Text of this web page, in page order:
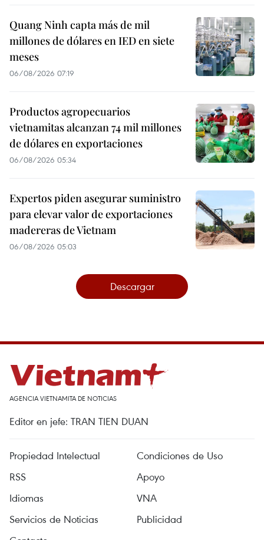
Quang Ninh capta más de mil
millones de dólares en IED en siete
meses
06/08/2026 07:19
Productos agropecuarios
vietnamitas alcanzan 74 mil millones
de dólares en exportaciones
06/08/2026 05:34
Expertos piden asegurar suministro
para elevar valor de exportaciones
madereras de Vietnam
06/08/2026 05:03
Descargar
AGENCIA VIETNAMITA DE NOTICIAS
Editor en jefe: TRAN TIEN DUAN
Propiedad Intelectual
Condiciones de Uso
RSS
Apoyo
Idiomas
VNA
Servicios de Noticias
Publicidad